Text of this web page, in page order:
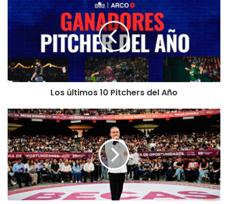
Los últimos 10 Pitchers del Año